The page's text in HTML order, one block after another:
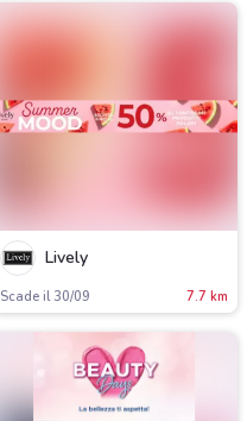
Lively
Scade il 30/09 7.7 km